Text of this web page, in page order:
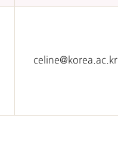
celine@korea.ac.kr